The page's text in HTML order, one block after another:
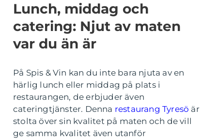
Lunch, middag och
catering: Njut av maten
var du än är
På Spis & Vin kan du inte bara njuta av en
härlig lunch eller middag på plats i
restaurangen, de erbjuder även
cateringtjänster. Denna restaurang Tyresö är
stolta över sin kvalitet på maten och de vill
ge samma kvalitet även utanför